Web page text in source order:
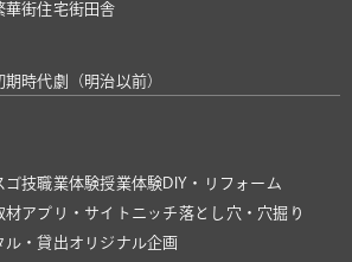
華街住宅街田舎
期時代劇（明治以前）
ゴ技職業体験授業体験 DIY・リフォーム
材アプリ・サイト ニッチ落とし穴・穴掘り
ル・貸出オリジナル企画